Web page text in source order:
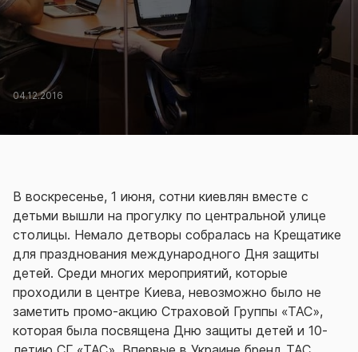
04.12.2016
В воскресенье, 1 июня, сотни киевлян вместе с
детьми вышли на прогулку по центральной улице
столицы. Немало детворы собралась на Крещатике
для празднования международного Дня защиты
детей. Среди многих мероприятий, которые
проходили в центре Киева, невозможно было не
заметить промо-акцию Страховой Группы «ТАС»,
которая была посвящена Дню защиты детей и 10-